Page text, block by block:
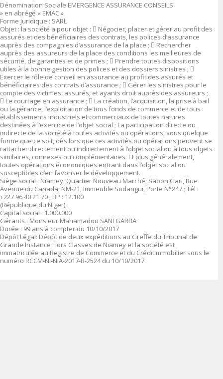
Dénomination Sociale EMERGENCE ASSURANCE CONSEILS
» en abrégé « EMAC »
Forme Juridique : SARL
Objet : la société a pour objet :  Négocier, placer et gérer au profit des
assurés et des bénéficiaires des contrats, les polices d’assurance
auprès des compagnies d’assurance de la place ;  Rechercher
auprès des assureurs de la place des conditions les meilleures de
sécurité, de garanties et de primes ;  Prendre toutes dispositions
utiles à la bonne gestion des polices et des dossiers sinistres ; 
Exercer le rôle de conseil en assurance au profit des assurés et
bénéficiaires des contrats d’assurance ;  Gérer les sinistres pour le
compte des victimes, assurés, et ayants droit auprès des assureurs ;
 Le courtage en assurance ;  La création, l’acquisition, la prise à bail
ou la gérance, l’exploitation de tous fonds de commerce et de tous
établissements industriels et commerciaux de toutes natures
destinées à l’exercice de l’objet social ; La participation directe ou
indirecte de la société à toutes activités ou opérations, sous quelque
forme que ce soit, dès lors que ces activités ou opérations peuvent se
rattacher directement ou indirectement à l’objet social ou à tous objets
similaires, connexes ou complémentaires. Et plus généralement,
toutes opérations économiques entrant dans l’objet social ou
susceptibles d’en favoriser le développement.
Siège social : Niamey, Quartier Nouveau Marché, Sabon Gari, Rue
Avenue du Canada, NM-21, Immeuble Sodangui, Porte N°247 ; Tél :
+227 96 40 21 70 ; BP : 12.100
(République du Niger),
Capital social : 1.000.000
Gérants : Monsieur Mahamadou SANI GARBA
Durée : 99 ans à compter du 10/10/2017
Dépôt Légal: Dépôt de deux expéditions au Greffe du Tribunal de
Grande Instance Hors Classes de Niamey et la société est
immatriculée au Registre de Commerce et du CréditImmobilier sous le
numéro RCCM-NI-NIA-2017-B-2524 du 10/10/2017.